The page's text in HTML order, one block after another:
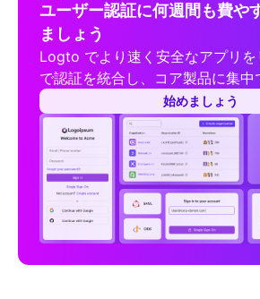
ユーザー認証に何週間も費や
ましょう
Logto でより速く安全なアプリを
で認証を統合し、コア製品に集中
始めましょう